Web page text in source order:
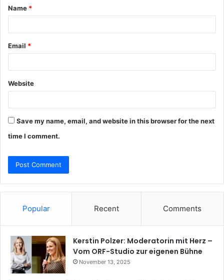
*
Name *
Email *
Website
Save my name, email, and website in this browser for the next
time I comment.
Popular Recent Comments
Kerstin Polzer: Moderatorin mit Herz –
Vom ORF-Studio zur eigenen Bühne
November 13, 2025